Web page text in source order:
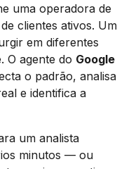
uma operadora de
clientes ativos. Um
em diferentes
O agente do Google
o padrão, analisa
e identifica a
um analista
minutos — ou